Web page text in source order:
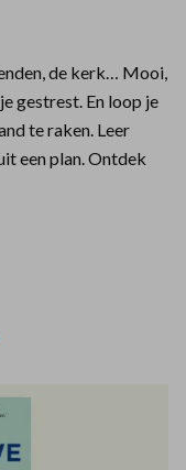
de kerk… Mooi,
gestrest. En loop je
te raken. Leer
een plan. Ontdek